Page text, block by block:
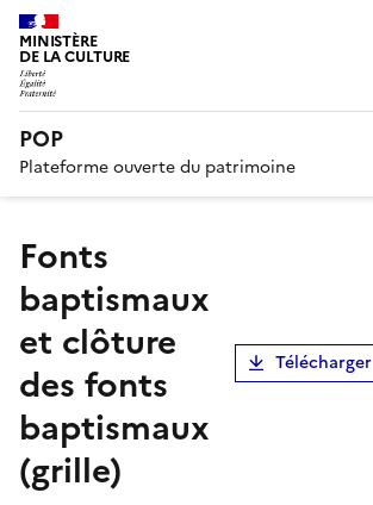
MINISTÈRE
DE LA CULTURE
POP
Plateforme ouverte du patrimoine
fonts
baptismaux
et clôture
des fonts
baptismaux
(grille)
Télécharger